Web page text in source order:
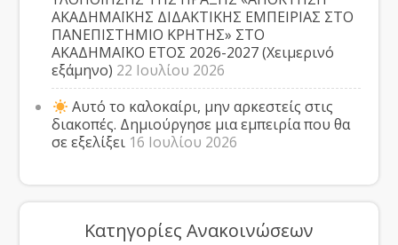
ΑΚΑΔΗΜΑΪΚΗΣ ΔΙΔΑΚΤΙΚΗΣ ΕΜΠΕΙΡΙΑΣ ΣΤΟ
ΠΑΝΕΠΙΣΤΗΜΙΟ ΚΡΗΤΗΣ» ΣΤΟ
ΑΚΑΔΗΜΑΪΚΟ ΕΤΟΣ 2026-2027 (Χειμερινό
εξάμηνο) 22 Ιουλίου 2026
Αυτό το καλοκαίρι, μην αρκεστείς στις
διακοπές. Δημιούργησε μια εμπειρία που θα
σε εξελίξει 16 Ιουλίου 2026
Κατηγορίες Ανακοινώσεων